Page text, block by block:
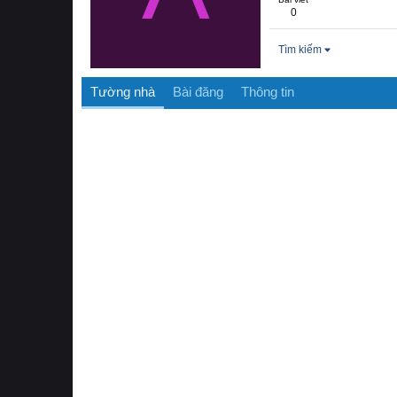
0
Tìm kiếm
Tường nhà Bài đăng Thông tin